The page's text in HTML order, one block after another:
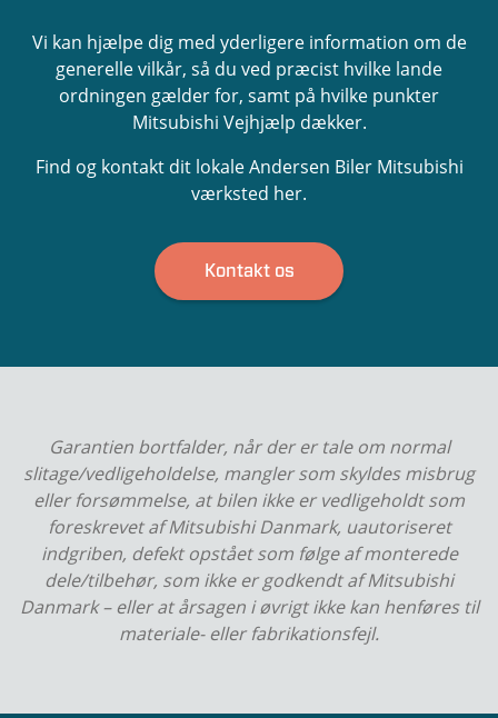
Vi kan hjælpe dig med yderligere information om de
generelle vilkår, så du ved præcist hvilke lande
ordningen gælder for, samt på hvilke punkter
Mitsubishi Vejhjælp dækker.
Find og kontakt dit lokale Andersen Biler Mitsubishi
værksted her.
Kontakt os
Garantien bortfalder, når der er tale om normal
slitage/vedligeholdelse, mangler som skyldes misbrug
eller forsømmelse, at bilen ikke er vedligeholdt som
foreskrevet af Mitsubishi Danmark, uautoriseret
indgriben, defekt opstået som følge af monterede
dele/tilbehør, som ikke er godkendt af Mitsubishi
Danmark – eller at årsagen i øvrigt ikke kan henføres til
materiale- eller fabrikationsfejl.